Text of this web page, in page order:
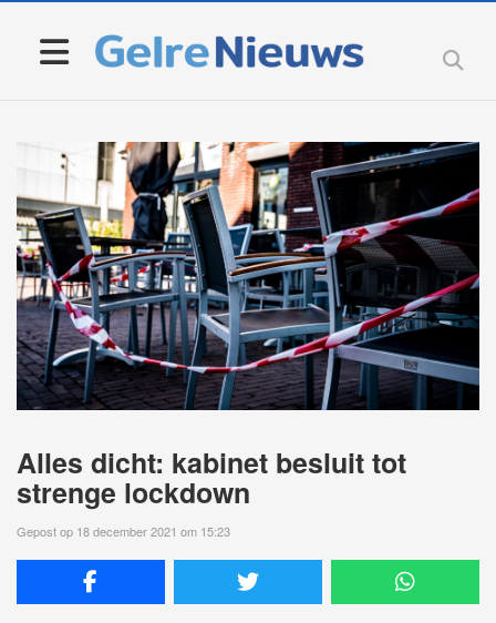
Alles dicht: kabinet besluit tot
strenge lockdown
Gepost op 18 december 2021 om 15:23